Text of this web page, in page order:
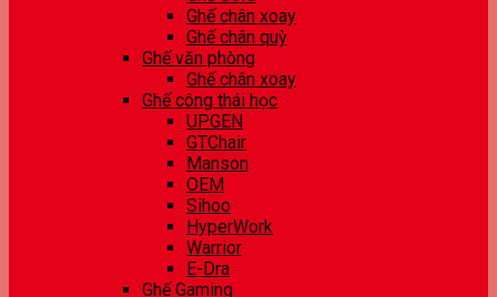
Ghế chân xoay
Ghế chân quỳ
Ghế văn phòng
Ghế chân xoay
Ghế công thái học
UPGEN
GTChair
Manson
OEM
Sihoo
HyperWork
Warrior
E-Dra
Ghế Gaming